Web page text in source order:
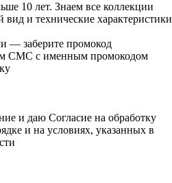
10 лет. Знаем все коллекции
и технические характеристики
— заберите промокод
СМС с именным промокодом
и даю Согласие на обработку
и на условиях, указанных в